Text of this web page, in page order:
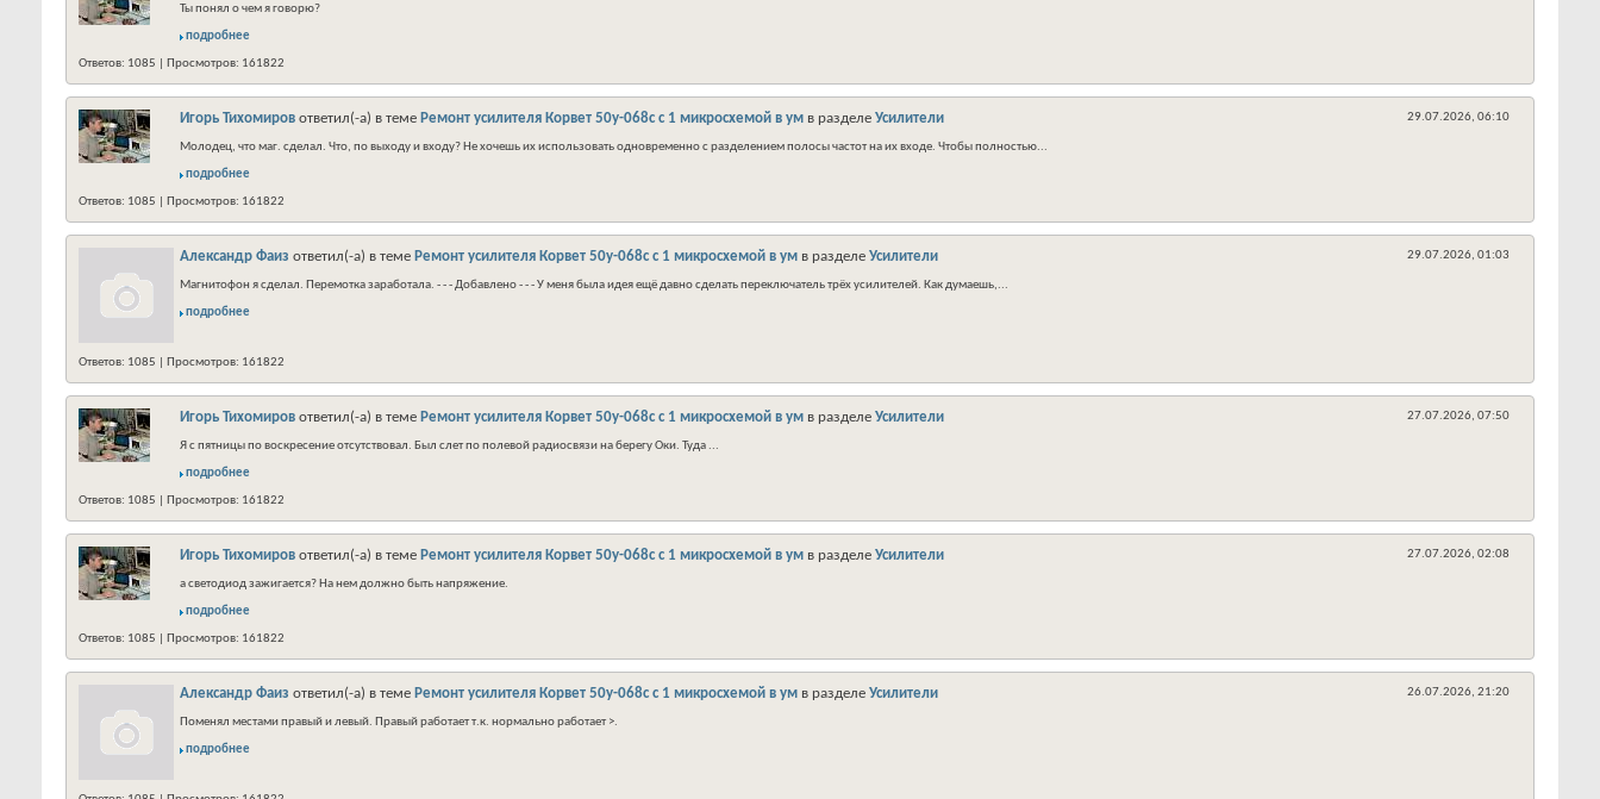
Ты понял о чем я говорю?
подробнее
Ответов: 1085 | Просмотров: 161822
29.07.2026, 06:10
Игорь Тихомиров ответил(-а) в теме Ремонт усилителя Корвет 50у-068с с 1 микросхемой в ум в разделе Усилители
Молодец, что маг. сделал. Что, по выходу и входу? Не хочешь их использовать одновременно с разделением полосы частот на их входе. Чтобы полностью...
подробнее
Ответов: 1085 | Просмотров: 161822
29.07.2026, 01:03
Александр Фаиз ответил(-а) в теме Ремонт усилителя Корвет 50у-068с с 1 микросхемой в ум в разделе Усилители
Магнитофон я сделал. Перемотка заработала. - - - Добавлено - - - У меня была идея ещё давно сделать переключатель трёх усилителей. Как думаешь,...
подробнее
Ответов: 1085 | Просмотров: 161822
27.07.2026, 07:50
Игорь Тихомиров ответил(-а) в теме Ремонт усилителя Корвет 50у-068с с 1 микросхемой в ум в разделе Усилители
Я с пятницы по воскресение отсутствовал. Был слет по полевой радиосвязи на берегу Оки. Туда ...
подробнее
Ответов: 1085 | Просмотров: 161822
27.07.2026, 02:08
Игорь Тихомиров ответил(-а) в теме Ремонт усилителя Корвет 50у-068с с 1 микросхемой в ум в разделе Усилители
а светодиод зажигается? На нем должно быть напряжение.
подробнее
Ответов: 1085 | Просмотров: 161822
26.07.2026, 21:20
Александр Фаиз ответил(-а) в теме Ремонт усилителя Корвет 50у-068с с 1 микросхемой в ум в разделе Усилители
Поменял местами правый и левый. Правый работает т.к. нормально работает >.
подробнее